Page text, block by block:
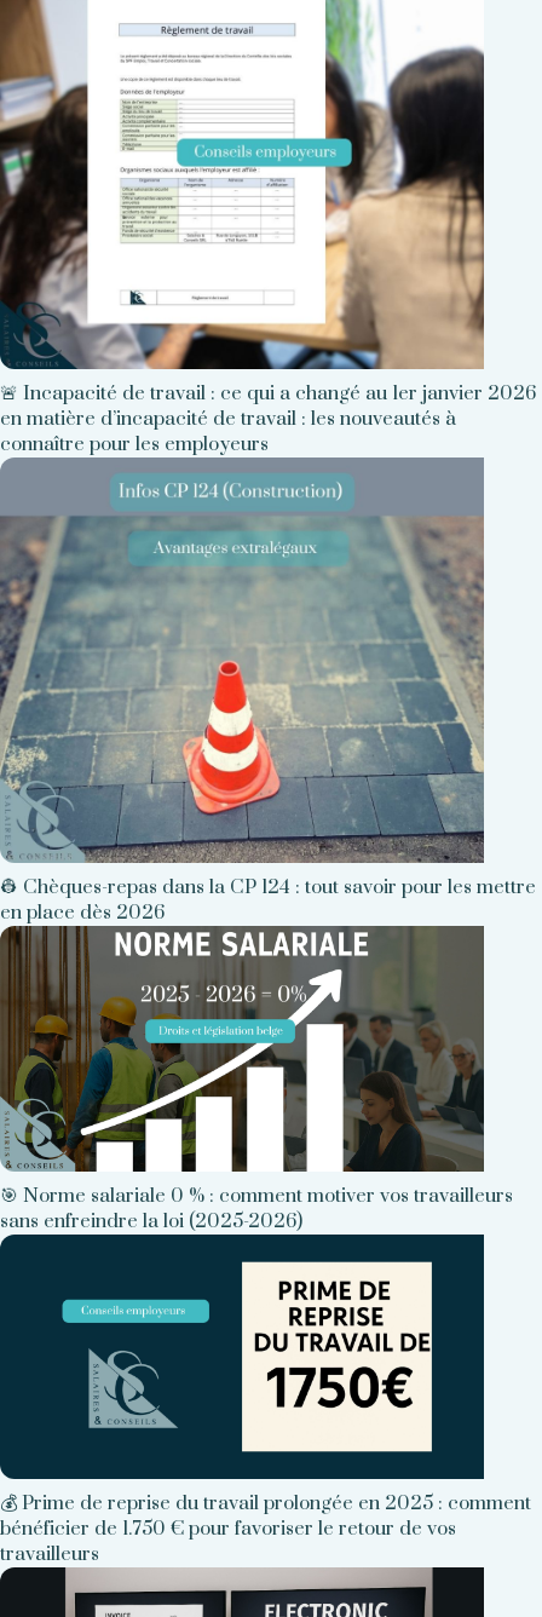
🚨 Incapacité de travail : ce qui a changé au 1er janvier 2026
en matière d’incapacité de travail : les nouveautés à
connaître pour les employeurs
👷 Chèques-repas dans la CP 124 : tout savoir pour les mettre
en place dès 2026
🎯 Norme salariale 0 % : comment motiver vos travailleurs
sans enfreindre la loi (2025-2026)
💰 Prime de reprise du travail prolongée en 2025 : comment
bénéficier de 1.750 € pour favoriser le retour de vos
travailleurs